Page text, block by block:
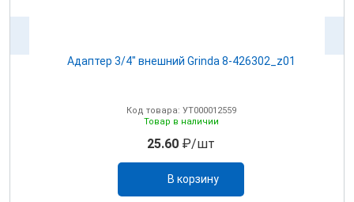
Адаптер 3/4" внешний Grinda 8-426302_z01
Код товара: УТ000012559
Товар в наличии
25.60 ₽/шт
В корзину